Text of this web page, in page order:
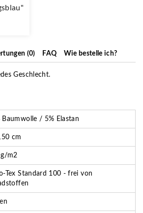
(0) FAQ Wie bestelle ich?
Geschlecht.
Baumwolle / 5% Elastan
cm
m2
Tex Standard 100 - frei von